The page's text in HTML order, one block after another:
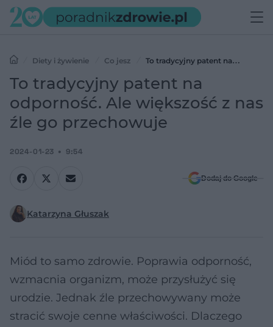
Diety i żywienie Co jesz
To tradycyjny patent na
odporność. Ale większość z nas źle go przechowuje
To tradycyjny patent na
odporność. Ale większość z nas
źle go przechowuje
2024-01-23 9:54
Dodaj do Google
Katarzyna Głuszak
Miód to samo zdrowie. Poprawia odporność,
wzmacnia organizm, może przysłużyć się
urodzie. Jednak źle przechowywany może
stracić swoje cenne właściwości. Dlaczego